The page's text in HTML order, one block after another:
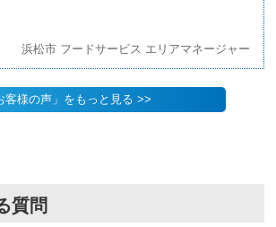
浜松市 フードサービス エリアマネージャー
客様の声」をもっと見る >>
質問